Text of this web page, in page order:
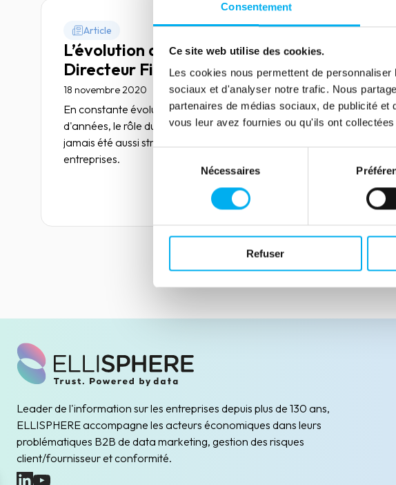
Consentement
Ce site web utilise des cookies.
Les cookies nous permettent de
sociaux et d'analyser notre trafic. Nous
partenaires de médias sociaux, de publicité
vous leur avez fournies ou qu'ils ont
consentement
Nécessaires
Refuser
Article
L’évolution du rôle du
Directeur Financier
18 novembre 2020 Risk management
En constante évolution depuis une vingtaine
d'années, le rôle du Directeur Financier n'a
jamais été aussi stratégique pour les grandes
entreprises.
Lire la suite
Leader de l'information sur les entreprises depuis plus de 130 ans,
ELLISPHERE accompagne les acteurs économiques dans leurs
problématiques B2B de data marketing, gestion des risques
client/fournisseur et conformité.
(nouvelle fenêtre)
(nouvelle fenêtre)